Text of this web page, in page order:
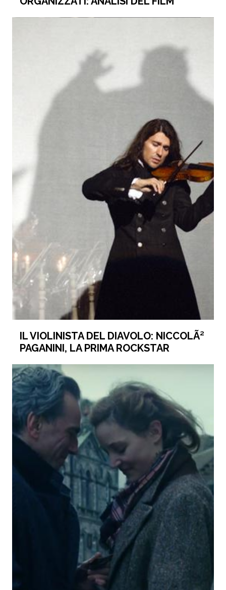
IL VIOLINISTA DEL DIAVOLO: NICCOLÃ²
PAGANINI, LA PRIMA ROCKSTAR